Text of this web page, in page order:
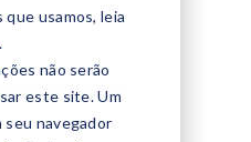
usamos, leia
.
não serão
este site. Um
seu navegador
NOVOS PRODUTOS